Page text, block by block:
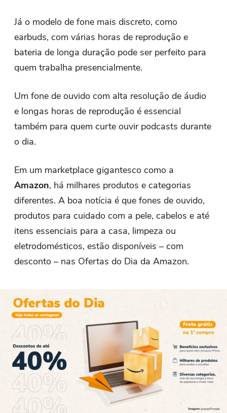
Já o modelo de fone mais discreto, como
earbuds, com várias horas de reprodução e
bateria de longa duração pode ser perfeito para
quem trabalha presencialmente.
Um fone de ouvido com alta resolução de áudio
e longas horas de reprodução é essencial
também para quem curte ouvir podcasts durante
o dia.
Em um marketplace gigantesco como a
Amazon, há milhares produtos e categorias
diferentes. A boa notícia é que fones de ouvido,
produtos para cuidado com a pele, cabelos e até
itens essenciais para a casa, limpeza ou
eletrodomésticos, estão disponíveis – com
desconto – nas Ofertas do Dia da Amazon.